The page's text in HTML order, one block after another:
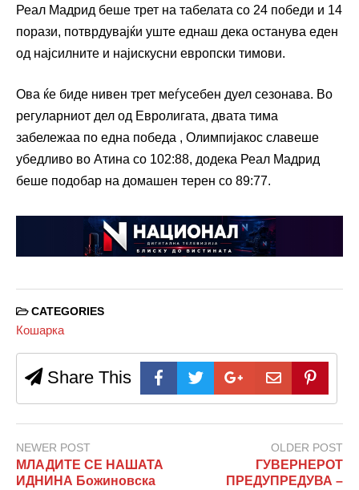
Реал Мадрид беше трет на табелата со 24 победи и 14
порази, потврдувајќи уште еднаш дека останува еден
од најсилните и најискусни европски тимови.
Ова ќе биде нивен трет меѓусебен дуел сезонава. Во
регуларниот дел од Евролигата, двата тима
забележаа по една победа , Олимпијакос славеше
убедливо во Атина со 102:88, додека Реал Мадрид
беше подобар на домашен терен со 89:77.
CATEGORIES
Кошарка
Share This
NEWER POST
МЛАДИТЕ СЕ НАШАТА
ИДНИНА Божиновска
OLDER POST
ГУВЕРНЕРОТ
ПРЕДУПРЕДУВА –